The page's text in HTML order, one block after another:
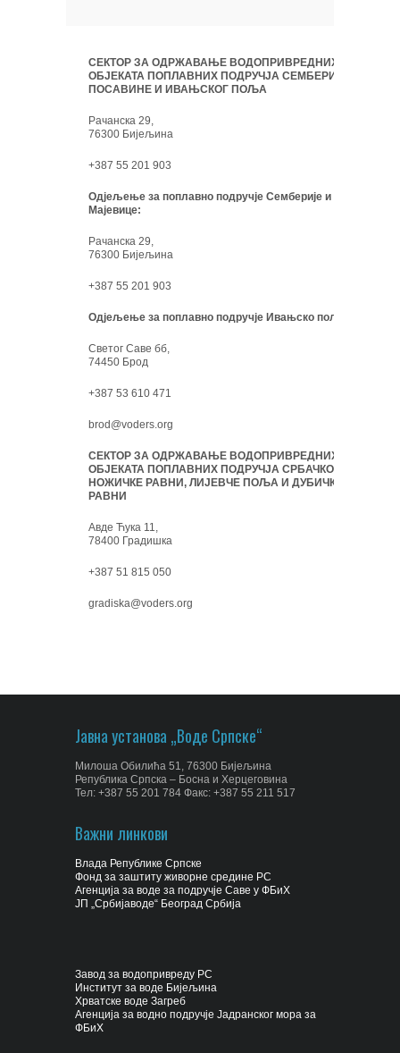
СЕКТОР ЗА ОДРЖАВАЊЕ ВОДОПРИВРЕДНИХ
ОБЈЕКАТА ПОПЛАВНИХ ПОДРУЧЈА СЕМБЕРИЈЕ,
ПОСАВИНЕ И ИВАЊСКОГ ПОЉА
Рачанска 29,
76300 Бијељина
+387 55 201 903
Одјељење за поплавно подручје Семберије и
Мајевице:
Рачанска 29,
76300 Бијељина
+387 55 201 903
Одјељење за поплавно подручје Ивањско поље:
Светог Саве бб,
74450 Брод
+387 53 610 471
brod@voders.org
СЕКТОР ЗА ОДРЖАВАЊЕ ВОДОПРИВРЕДНИХ
ОБЈЕКАТА ПОПЛАВНИХ ПОДРУЧЈА СРБАЧКО-
НОЖИЧКЕ РАВНИ, ЛИЈЕВЧЕ ПОЉА И ДУБИЧКЕ
РАВНИ
Авде Ћука 11,
78400 Градишка
+387 51 815 050
gradiska@voders.org
Јавна установа „Воде Српске“
Милоша Обилића 51, 76300 Бијељина
Република Српска – Босна и Херцеговина
Тел: +387 55 201 784 Факс: +387 55 211 517
Важни линкови
Влада Републике Српске
Фонд за заштиту живорне средине РС
Агенција за воде за подручје Саве у ФБиХ
ЈП „Србијаводе“ Београд Србија
Завод за водопривреду РС
Институт за воде Бијељина
Хрватске воде Загреб
Агенција за водно подручје Јадранског мора за
ФБиХ